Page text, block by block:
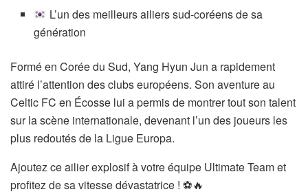
L’un des meilleurs ailiers sud-coréens de sa
génération
Formé en Corée du Sud, Yang Hyun Jun a rapidement
attiré l’attention des clubs européens. Son aventure au
Celtic FC en Écosse lui a permis de montrer tout son talent
sur la scène internationale, devenant l’un des joueurs les
plus redoutés de la Ligue Europa.
Ajoutez ce ailier explosif à votre équipe Ultimate Team et
profitez de sa vitesse dévastatrice ! ⚽🔥